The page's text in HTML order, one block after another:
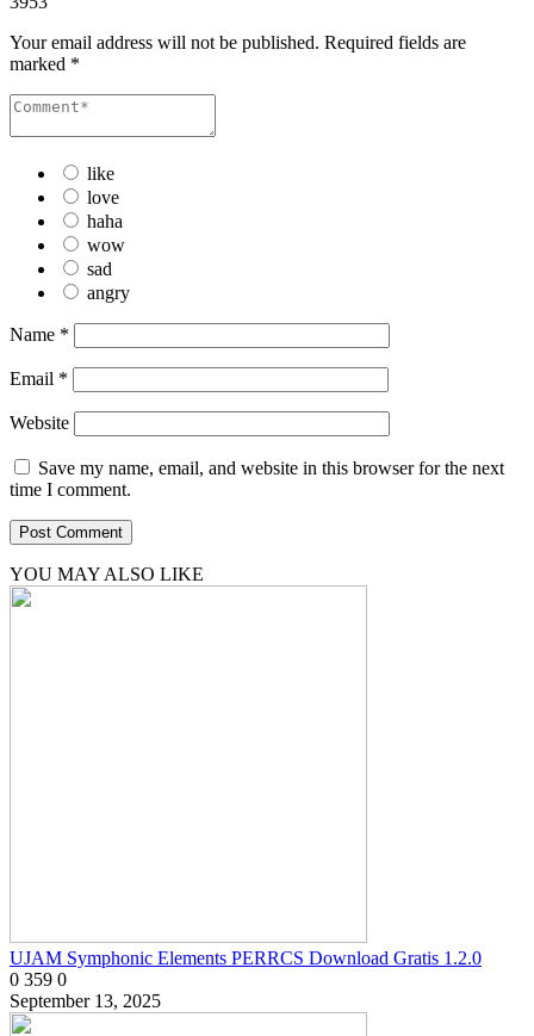
Your email address will not be published. Required fields are
marked *
like
love
haha
wow
sad
angry
Name *
Email *
Website
Save my name, email, and website in this browser for the next
time I comment.
YOU MAY ALSO LIKE
UJAM Symphonic Elements PERRCS Download Gratis 1.2.0
0 359 0
September 13, 2025